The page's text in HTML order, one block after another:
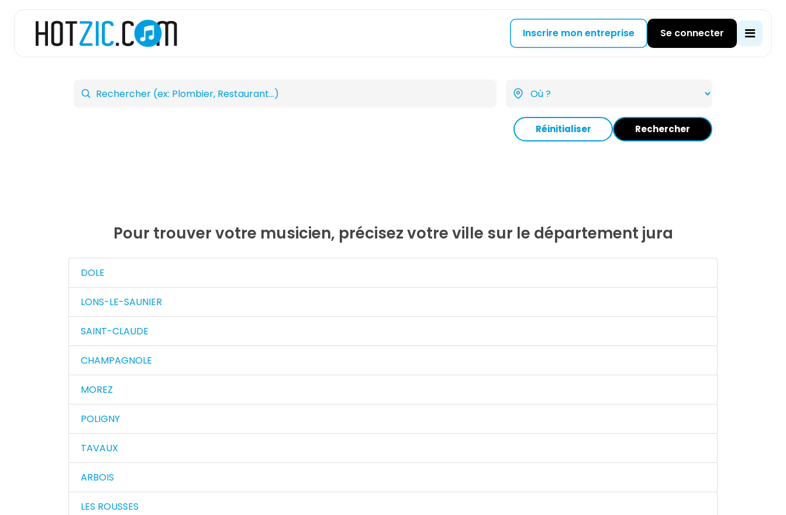
Inscrire mon entreprise Se connecter
Réinitialiser Rechercher
Pour trouver votre musicien, précisez votre ville sur le département jura
DOLE
LONS-LE-SAUNIER
SAINT-CLAUDE
CHAMPAGNOLE
MOREZ
POLIGNY
TAVAUX
ARBOIS
LES ROUSSES